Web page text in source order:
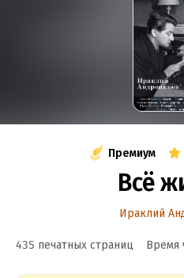
Премиум
Всё
Ираклий
435 печатных страниц Время